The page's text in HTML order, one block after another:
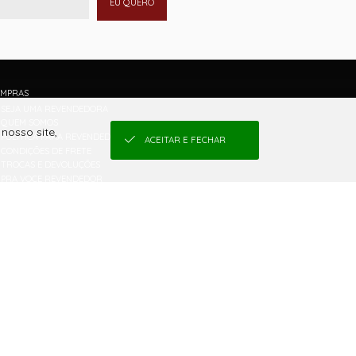
EU QUERO
POLÍTICA PARA REVENDEDOR E COMO COMPRAR
site,
ACEITAR E FECHAR